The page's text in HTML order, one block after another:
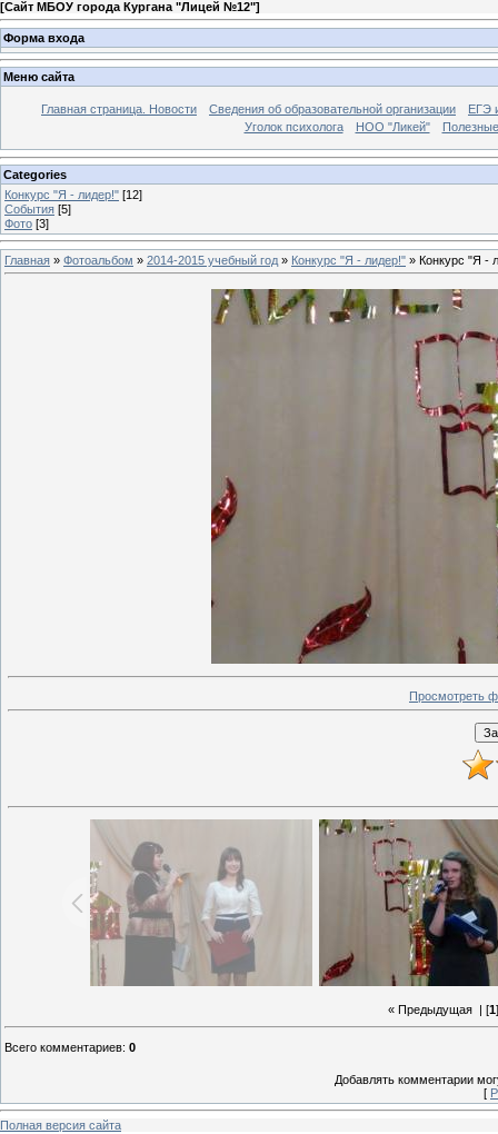
[Сайт МБОУ города Кургана "Лицей №12"]
Форма входа
Меню сайта
Главная страница. Новости Сведения об образовательной организации
ЕГЭ
Уголок психолога
НОО "Ликей"
Categories
Конкурс "Я - лидер!" [12]
События [5]
Фото [3]
Главная » Фотоальбом » 2014-2015 учебный год » Конкурс "Я - лидер!" » Конкурс "Я -
Просмотреть
« Предыдущая| [1
Всего комментариев: 0
Добавлять комментарии
[
Полная версия сайта